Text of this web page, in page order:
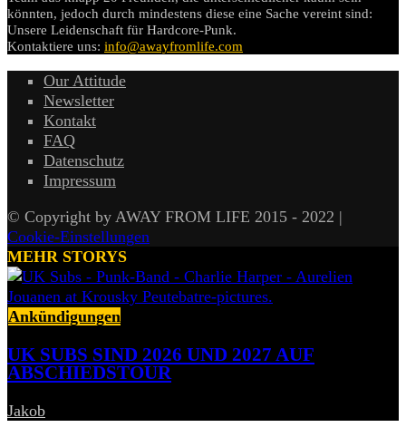
könnten, jedoch durch mindestens diese eine Sache vereint sind:
Unsere Leidenschaft für Hardcore-Punk.
Kontaktiere uns: info@awayfromlife.com
Our Attitude
Newsletter
Kontakt
FAQ
Datenschutz
Impressum
© Copyright by AWAY FROM LIFE 2015 - 2022 |
Cookie-Einstellungen
MEHR STORYS
Ankündigungen
UK SUBS SIND 2026 UND 2027 AUF
ABSCHIEDSTOUR
Jakob